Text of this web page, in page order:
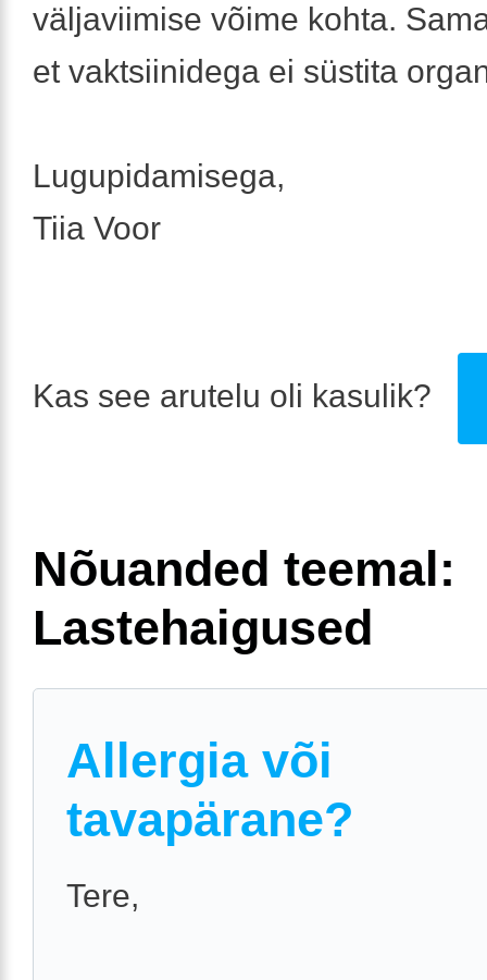
väljaviimise võime kohta.
et vaktsiinidega ei süstita
Lugupidamisega,
Tiia Voor
Kas see arutelu oli kasulik?
Nõuanded teemal:
Lastehaigused
Allergia või
tavapärane?
Tere,